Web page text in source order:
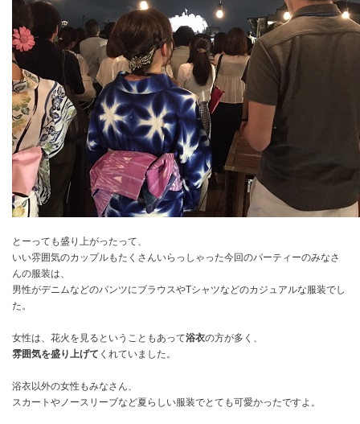
とーっても盛り上がったって、
いい雰囲気のカップルもたくさんいらっしゃった今回のパーティーのみなさ
んの服装は、
男性がデニムなどのパンツにブラウスやTシャツなどのカジュアルな服装でし
た。
女性は、花火を見るということもあって浴衣の方が多く、
雰囲気を盛り上げて くれていました。
浴衣以外の女性もみなさん、
スカートやノースリーブなど夏らしい服装でとても可愛かったですよ。